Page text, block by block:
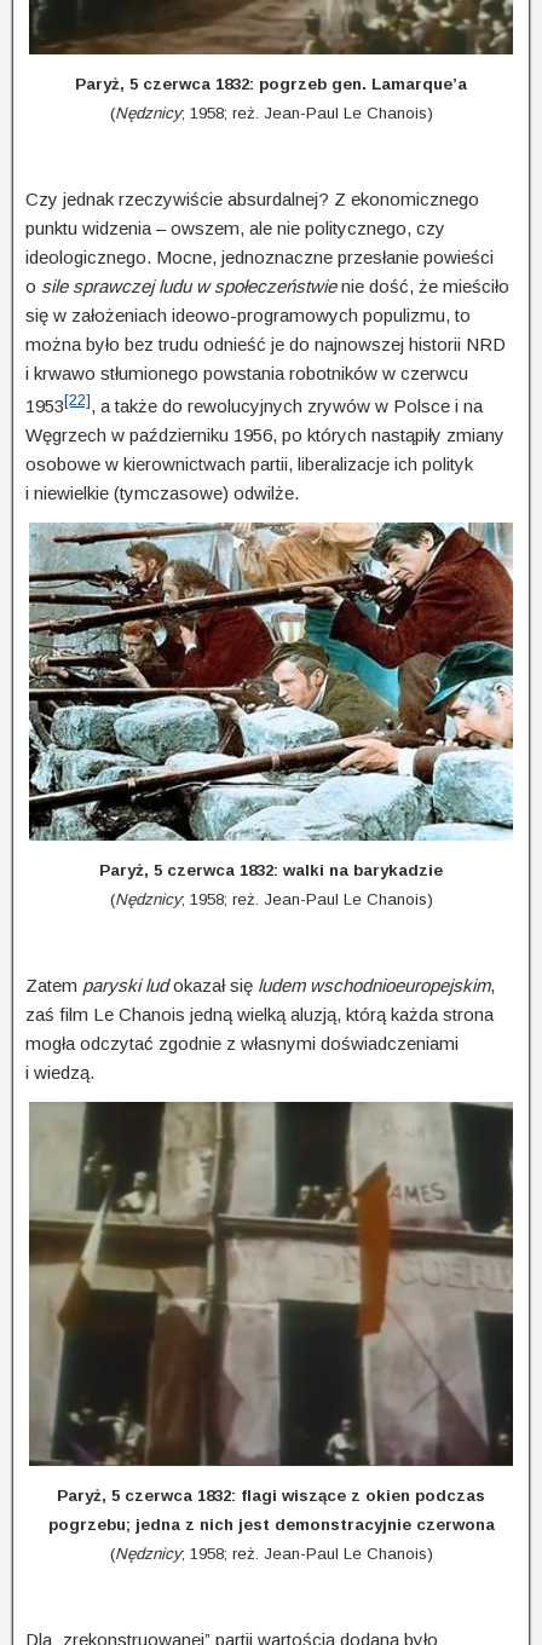
Paryż, 5 czerwca 1832: pogrzeb gen. Lamarque’a
(Nędznicy; 1958; reż. Jean-Paul Le Chanois)
Czy jednak rzeczywiście absurdalnej? Z ekonomicznego
punktu widzenia – owszem, ale nie politycznego, czy
ideologicznego. Mocne, jednoznaczne przesłanie powieści
o sile sprawczej ludu w społeczeństwienie dość, że mieściło
się w założeniach ideowo-programowych populizmu, to
można było bez trudu odnieść je do najnowszej historii NRD
i krwawo stłumionego powstania robotników w czerwcu
1953[22], a także do rewolucyjnych zrywów w Polsce i na
Węgrzech w październiku 1956, po których nastąpiły zmiany
osobowe w kierownictwach partii, liberalizacje ich polityk
i niewielkie (tymczasowe) odwilże.
Paryż, 5 czerwca 1832: walki na barykadzie
(Nędznicy; 1958; reż. Jean-Paul Le Chanois)
Zatem paryski ludokazał się ludem wschodnioeuropejskim,
zaś film Le Chanois jedną wielką aluzją, którą każda strona
mogła odczytać zgodnie z własnymi doświadczeniami
i wiedzą.
Paryż, 5 czerwca 1832: flagi wiszące z okien podczas
pogrzebu; jedna z nich jest demonstracyjnie czerwona
(Nędznicy; 1958; reż. Jean-Paul Le Chanois)
Dla „zrekon­stru­o­wa­nej” partii wartością dodaną było